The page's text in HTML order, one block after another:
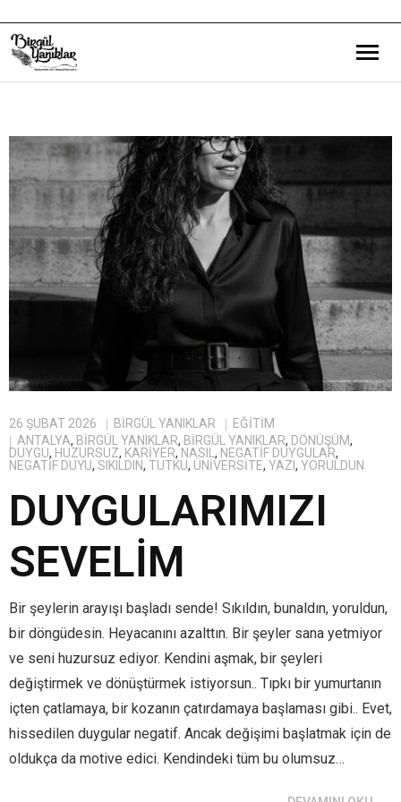
Eğitim Yazılarım
Gezi ve Kültür Yazılarım
Röportajlarım
Destek Olduğum Projeler
26 ŞUBAT 2026 BIRGÜL YANIKLAR
EĞITIM
ANTALYA, BİRGÜL YANIKLAR, BIRGÜL YANIKLAR, DÖNÜŞÜM,
DUYGU, HUZURSUZ, KARIYER, NASIL, NEGATIF DUYGULAR,
NEGATIF DUYU, SIKILDIN, TUTKU, ÜNIVERSITE, YAZI , YORULDUN
DUYGULARIMIZI
SEVELİM
Bir şeylerin arayışı başladı sende! Sıkıldın, bunaldın, yoruldun,
bir döngüdesin. Heyacanını azalttın. Bir şeyler sana yetmiyor
ve seni huzursuz ediyor. Kendini aşmak, bir şeyleri
değiştirmek ve dönüştürmek istiyorsun.. Tıpkı bir yumurtanın
içten çatlamaya, bir kozanın çatırdamaya başlaması gibi.. Evet,
hissedilen duygular negatif. Ancak değişimi başlatmak için de
oldukça da motive edici. Kendindeki tüm bu olumsuz…